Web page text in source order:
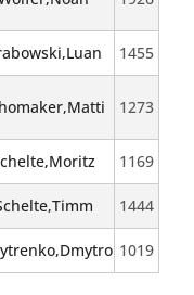
1455
1273
1169
1444
1019